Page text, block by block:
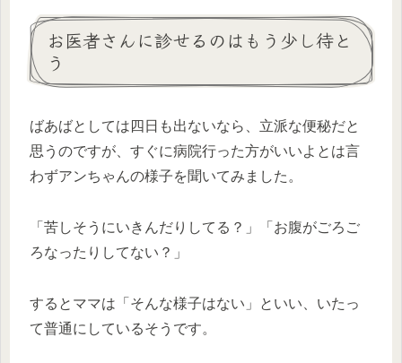
お医者さんに診せるのはもう少し待と
う
ばあばとしては四日も出ないなら、立派な便秘だと
思うのですが、すぐに病院行った方がいいよとは言
わずアンちゃんの様子を聞いてみました。
「苦しそうにいきんだりしてる？」「お腹がごろご
ろなったりしてない？」
するとママは「そんな様子はない」といい、いたっ
て普通にしているそうです。